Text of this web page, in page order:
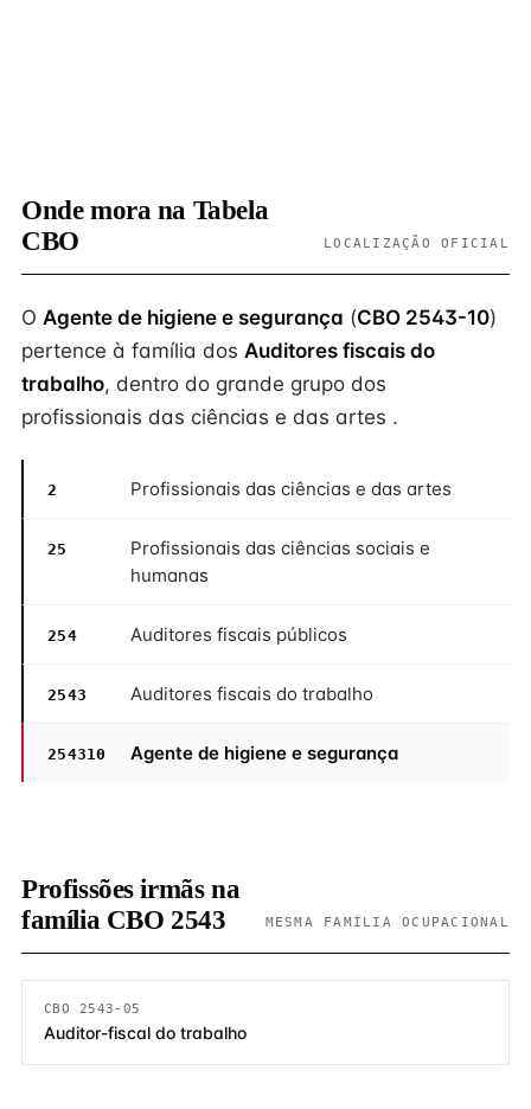
Onde mora na Tabela
CBO
LOCALIZAÇÃO OFICIAL
O Agente de higiene e segurança (CBO 2543-10)
pertence à família dos Auditores fiscais do
trabalho, dentro do grande grupo dos
profissionais das ciências e das artes .
2 Profissionais das ciências e das artes
25
Profissionais das ciências sociais e
humanas
254 Auditores fiscais públicos
2543 Auditores fiscais do trabalho
254310 Agente de higiene e segurança
Profissões irmãs na
família CBO 2543
MESMA FAMÍLIA OCUPACIONAL
CBO 2543-05
Auditor-fiscal do trabalho